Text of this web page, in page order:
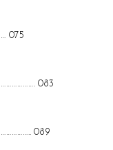
075
083
089